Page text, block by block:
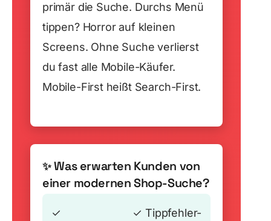
primär die Suche. Durchs Menü
tippen? Horror auf kleinen
Screens. Ohne Suche verlierst
du fast alle Mobile-Käufer.
Mobile-First heißt Search-First.
✨Was erwarten Kunden von
einer modernen Shop-Suche?
✓
✓ Tippfehler-